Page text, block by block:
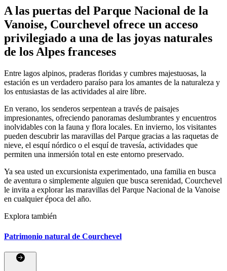
A las puertas del Parque Nacional de la
Vanoise, Courchevel ofrece un acceso
privilegiado a una de las joyas naturales
de los Alpes franceses
Entre lagos alpinos, praderas floridas y cumbres majestuosas, la
estación es un verdadero paraíso para los amantes de la naturaleza y
los entusiastas de las actividades al aire libre.
En verano, los senderos serpentean a través de paisajes
impresionantes, ofreciendo panoramas deslumbrantes y encuentros
inolvidables con la fauna y flora locales. En invierno, los visitantes
pueden descubrir las maravillas del Parque gracias a las raquetas de
nieve, el esquí nórdico o el esquí de travesía, actividades que
permiten una inmersión total en este entorno preservado.
Ya sea usted un excursionista experimentado, una familia en busca
de aventura o simplemente alguien que busca serenidad, Courchevel
le invita a explorar las maravillas del Parque Nacional de la Vanoise
en cualquier época del año.
Explora también
Patrimonio natural de Courchevel